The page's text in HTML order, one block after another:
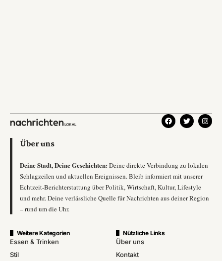
Über uns
Deine Stadt, Deine Geschichten: Deine direkte Verbindung zu lokalen
Schlagzeilen und aktuellen Ereignissen. Bleib informiert mit unserer
Echtzeit-Berichterstattung über Politik, Wirtschaft, Kultur, Lifestyle
und mehr. Deine verlässliche Quelle für Nachrichten aus deiner Region
– rund um die Uhr.
Weitere Kategorien
Essen & Trinken
Stil
Nützliche Links
Über uns
Kontakt